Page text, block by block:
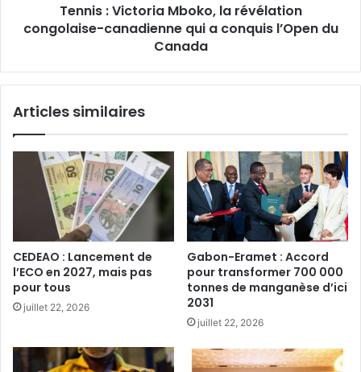
conquis
Canada
Tennis : Victoria Mboko, la révélation
congolaise-canadienne qui a conquis l’Open du
Canada
Articles similaires
CEDEAO : Lancement de
l’ECO en 2027, mais pas
pour tous‎
juillet 22, 2026
Gabon-Eramet : Accord
pour transformer 700 000
tonnes de manganèse d’ici
2031
juillet 22, 2026